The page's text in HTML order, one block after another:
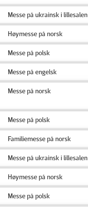
Messe på ukrainsk i lillesalen
Høymesse på norsk
Messe på polsk
Messe på engelsk
Messe på norsk
Messe på polsk
Familiemesse på norsk
Messe på ukrainsk i lillesalen
Høymesse på norsk
Messe på polsk